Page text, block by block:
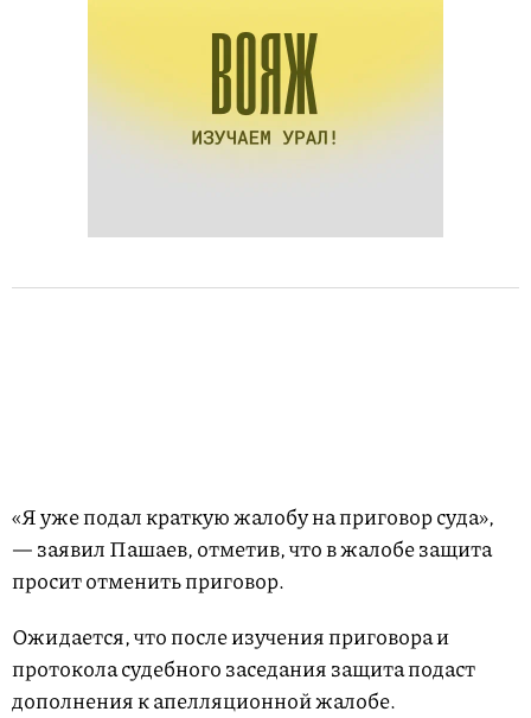
«Я уже подал краткую жалобу на приговор суда»,
— заявил Пашаев, отметив, что в жалобе защита
просит отменить приговор.
Ожидается, что после изучения приговора и
протокола судебного заседания защита подаст
дополнения к апелляционной жалобе.